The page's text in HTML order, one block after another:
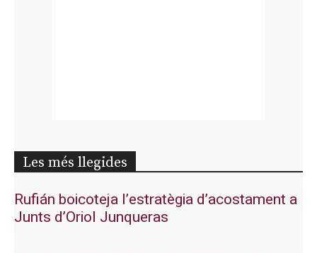
Les més llegides
Rufián boicoteja l’estratègia d’acostament a
Junts d’Oriol Junqueras